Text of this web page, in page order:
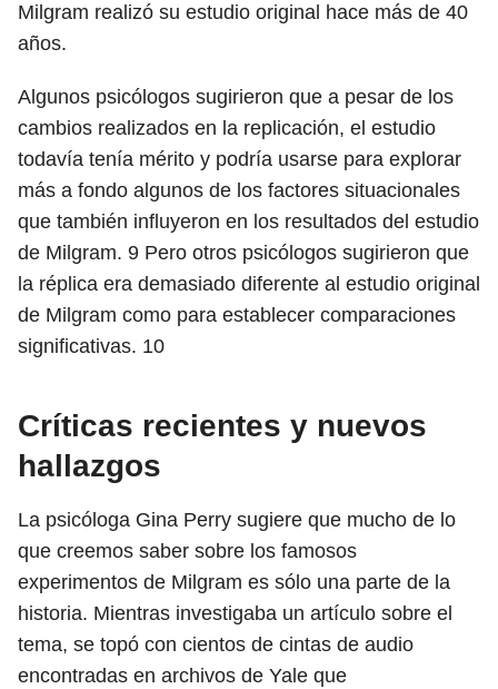
Milgram realizó su estudio original hace más de 40
años.
Algunos psicólogos sugirieron que a pesar de los
cambios realizados en la replicación, el estudio
todavía tenía mérito y podría usarse para explorar
más a fondo algunos de los factores situacionales
que también influyeron en los resultados del estudio
de Milgram. 9 Pero otros psicólogos sugirieron que
la réplica era demasiado diferente al estudio original
de Milgram como para establecer comparaciones
significativas. 10
Críticas recientes y nuevos
hallazgos
La psicóloga Gina Perry sugiere que mucho de lo
que creemos saber sobre los famosos
experimentos de Milgram es sólo una parte de la
historia. Mientras investigaba un artículo sobre el
tema, se topó con cientos de cintas de audio
encontradas en archivos de Yale que